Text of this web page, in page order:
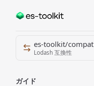
Skip to content
Sidebar Navigation
es-toolkit/compat
Lodash 互換性
ガイド